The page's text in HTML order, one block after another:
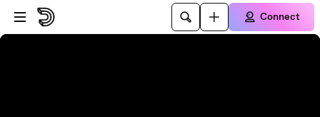
Skip to player
Skip to main content
Connect